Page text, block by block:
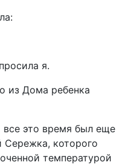
я.
из Дома ребенка
все это время был еще
Сережка, которого
температурой